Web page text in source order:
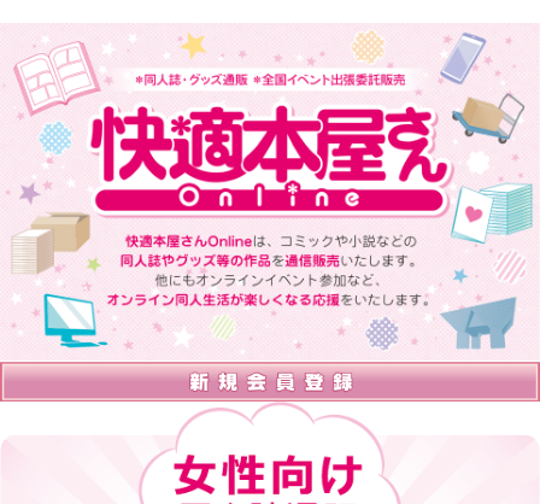
快適本屋さんOnlineは、 コミックや小説などの同人誌やグッズ等の
作品を通信販売いたします。